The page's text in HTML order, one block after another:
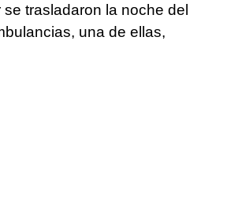
trasladaron la noche del
una de ellas,